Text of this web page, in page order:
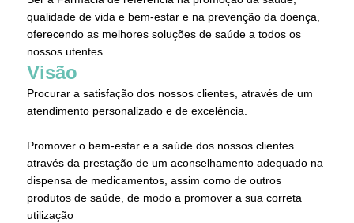
qualidade de vida e bem-estar e na prevenção da doença,
oferecendo as melhores soluções de saúde a todos os
nossos utentes.
Visão
Procurar a satisfação dos nossos clientes, através de um
atendimento personalizado e de excelência.
Promover o bem-estar e a saúde dos nossos clientes
através da prestação de um aconselhamento adequado na
dispensa de medicamentos, assim como de outros
produtos de saúde, de modo a promover a sua correta
utilização